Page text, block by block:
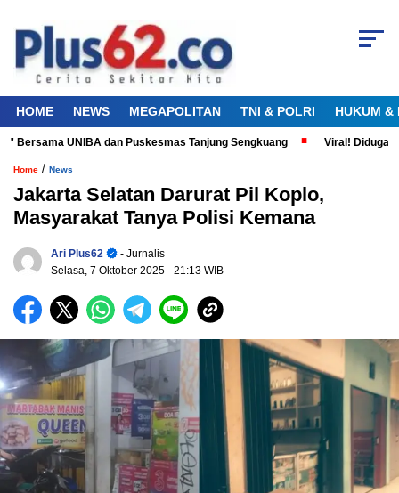
HOME NEWS MEGAPOLITAN TNI & POLRI HUKUM &
UNIBA dan Puskesmas Tanjung Sengkuang Viral! Diduga
Home / News
Jakarta Selatan Darurat Pil Koplo,
Masyarakat Tanya Polisi Kemana
Ari Plus62
- Jurnalis
Selasa, 7 Oktober 2025 - 21:13 WIB